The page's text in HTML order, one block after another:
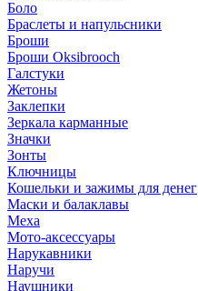
Боло
Браслеты и напульсники
Броши
Броши Oksibrooch
Галстуки
Жетоны
Заклепки
Зеркала карманные
Значки
Зонты
Ключницы
Кошельки и зажимы для денег
Маски и балаклавы
Меха
Мото-аксессуары
Нарукавники
Наручи
Наушники